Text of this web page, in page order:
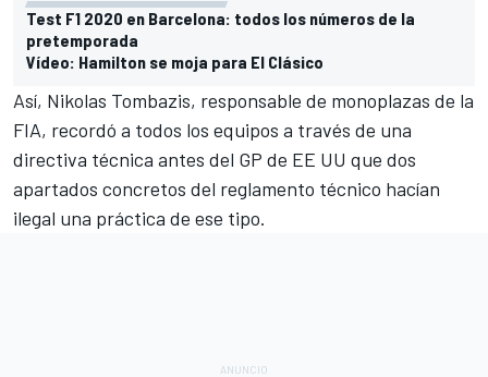
Test F1 2020 en Barcelona: todos los números de la
pretemporada
Vídeo: Hamilton se moja para El Clásico
Así, Nikolas Tombazis, responsable de monoplazas de la
FIA, recordó a todos los equipos a través de una
directiva técnica antes del GP de EE UU que dos
apartados concretos del reglamento técnico hacían
ilegal una práctica de ese tipo.